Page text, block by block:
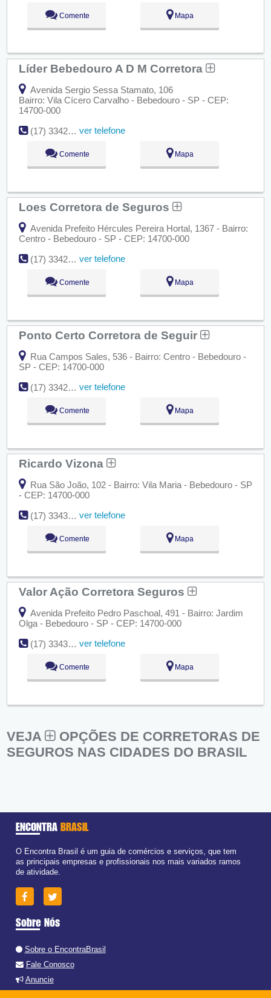
Comente Mapa
Líder Bebedouro A D M Corretora
Avenida Sergio Sessa Stamato, 106
Bairro: Vila Cícero Carvalho - Bebedouro - SP - CEP:
14700-000
(17) 3342-3300
ver telefone
Comente Mapa
Loes Corretora de Seguros
Avenida Prefeito Hércules Pereira Hortal, 1367 - Bairro:
Centro - Bebedouro - SP - CEP: 14700-000
(17) 3342-5111
ver telefone
Comente Mapa
Ponto Certo Corretora de Seguir
Rua Campos Sales, 536 - Bairro: Centro - Bebedouro -
SP - CEP: 14700-000
(17) 3342-4593
ver telefone
Comente Mapa
Ricardo Vizona
Rua São João, 102 - Bairro: Vila Maria - Bebedouro - SP
- CEP: 14700-000
(17) 3343-3149
ver telefone
Comente Mapa
Valor Ação Corretora Seguros
Avenida Prefeito Pedro Paschoal, 491 - Bairro: Jardim
Olga - Bebedouro - SP - CEP: 14700-000
(17) 3343-4986
ver telefone
Comente Mapa
VEJA
OPÇÕES DE CORRETORAS DE
SEGUROS NAS CIDADES DO BRASIL
ENCONTRA BRASIL
O Encontra Brasil é um guia de comércios e serviços, que tem
as principais empresas e profissionais nos mais variados ramos
de atividade.
Sobre Nós
Sobre o EncontraBrasil
Fale Conosco
Anuncie